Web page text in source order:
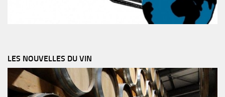
LES NOUVELLES DU VIN